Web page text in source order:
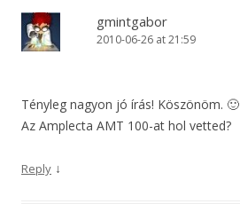
gmintgabor
2010-06-26 at 21:59
Tényleg nagyon jó írás! Köszönöm. 🙂
Az Amplecta AMT 100-at hol vetted?
Reply ↓